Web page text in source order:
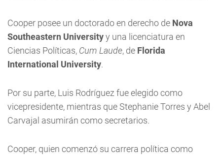
Cooper posee un doctorado en derecho de Nova
Southeastern Universityy una licenciatura en
Ciencias Políticas, Cum Laude, de Florida
International University.
Por su parte, Luis Rodríguez fue elegido como
vicepresidente, mientras que Stephanie Torres y Abel
Carvajal asumirán como secretarios.
Cooper, quien comenzó su carrera política como